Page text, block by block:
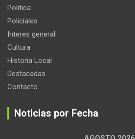
Politica
Policiales
Interes general
Cultura
Historia Local
Destacadas
Contacto
Noticias por Fecha